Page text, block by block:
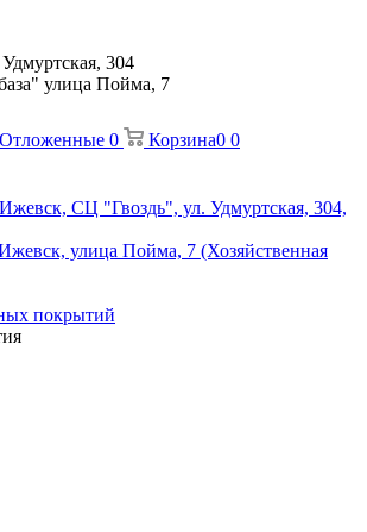
304
улица Пойма, 7
Отложенные 0 Корзина0 0
СЦ "Гвоздь", ул. Удмуртская, 304,
улица Пойма, 7 (Хозяйственная